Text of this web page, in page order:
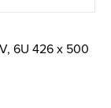
6U 426 x 500